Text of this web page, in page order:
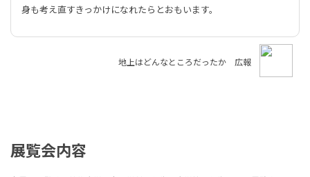
身も考え直すきっかけになれたらとおもいます。
地上はどんなところだったか 広報
展覧会内容